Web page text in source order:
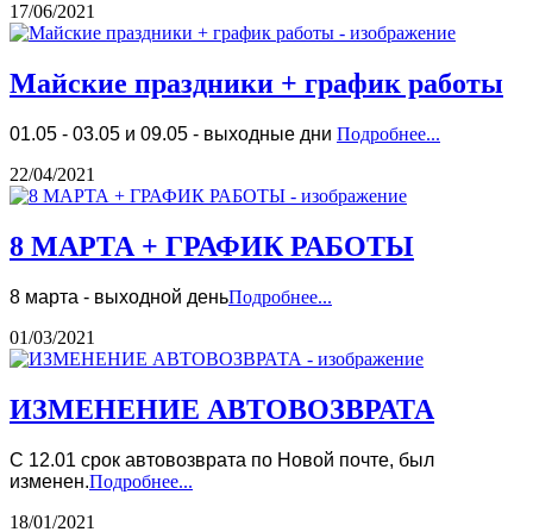
17/06/2021
Майские праздники + график работы
01.05 - 03.05 и 09.05 - выходные дни Подробнее...
22/04/2021
8 МАРТА + ГРАФИК РАБОТЫ
8 марта - выходной деньПодробнее...
01/03/2021
ИЗМЕНЕНИЕ АВТОВОЗВРАТА
С 12.01 срок автовозврата по Новой почте, был
изменен.Подробнее...
18/01/2021